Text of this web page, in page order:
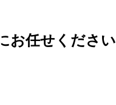
お任せください